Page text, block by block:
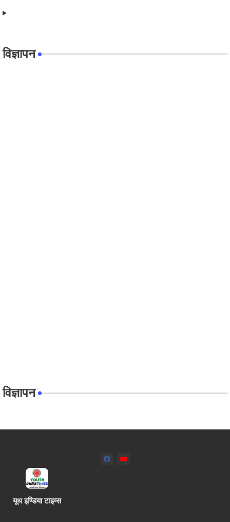
विज्ञापन
विज्ञापन
यूथ इण्डिया टाइम्स